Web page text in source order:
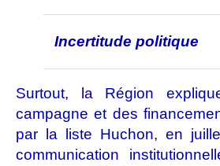
Incertitude politique
Surtout, la Région
campagne et des
par la liste Huchon, en
communication